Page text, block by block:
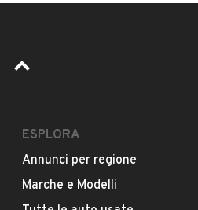
Pubblicità
ESPLORA
Annunci per regione
Marche e Modelli